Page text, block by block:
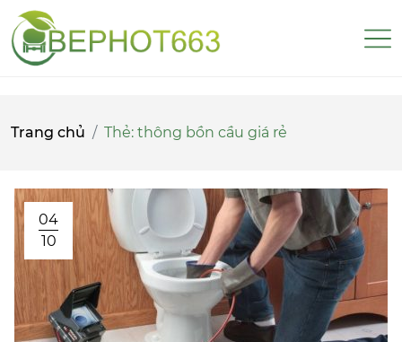
Trang chủ Thẻ: thông bồn cầu giá rẻ
04
10